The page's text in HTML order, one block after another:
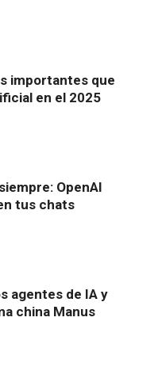
importantes que
en el 2025
OpenAI
tus chats
agentes de IA y
china Manus